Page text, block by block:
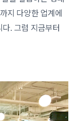
지 다양한 업계에
. 그럼 지금부터